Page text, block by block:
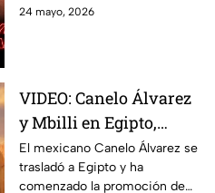
llena de golpes, emoción y
24 mayo, 2026
VIDEO: Canelo Álvarez
y Mbilli en Egipto,
tienen primer cara a
cara
El mexicano Canelo Álvarez se
trasladó a Egipto y ha
comenzado la promoción de